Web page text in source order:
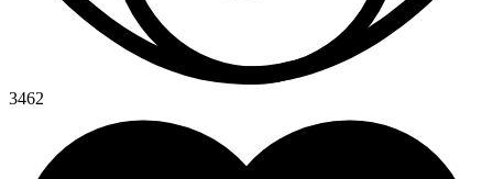
3462